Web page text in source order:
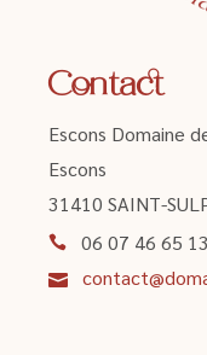
Contact
Escons Domaine
Escons
31410 SAINT-
06 07 46 65 13